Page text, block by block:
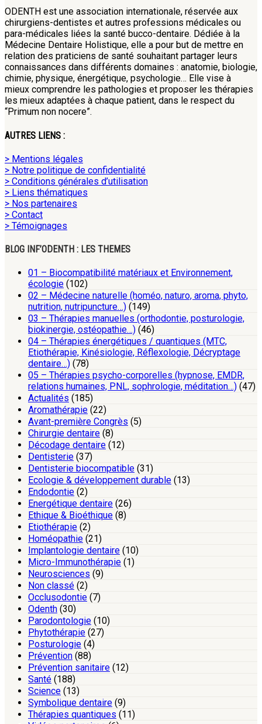
ODENTH est une association internationale, réservée aux
chirurgiens-dentistes et autres professions médicales ou
para-médicales liées la santé bucco-dentaire. Dédiée à la
Médecine Dentaire Holistique, elle a pour but de mettre en
relation des praticiens de santé souhaitant partager leurs
connaissances dans différents domaines : anatomie, biologie,
chimie, physique, énergétique, psychologie… Elle vise à
mieux comprendre les pathologies et proposer les thérapies
les mieux adaptées à chaque patient, dans le respect du
“Primum non nocere”.
AUTRES LIENS :
> Mentions légales
> Notre politique de confidentialité
> Conditions générales d’utilisation
> Liens thématiques
> Nos partenaires
> Contact
> Témoignages
BLOG INF’ODENTH : LES THEMES
01 – Biocompatibilité matériaux et Environnement,
écologie (102)
02 – Médecine naturelle (homéo, naturo, aroma, phyto,
nutrition, nutripuncture…) (149)
03 – Thérapies manuelles (orthodontie, posturologie,
biokinergie, ostéopathie…) (46)
04 – Thérapies énergétiques / quantiques (MTC,
Etiothérapie, Kinésiologie, Réflexologie, Décryptage
dentaire…) (78)
05 – Thérapies psycho-corporelles (hypnose, EMDR,
relations humaines, PNL, sophrologie, méditation…) (47)
Actualités (185)
Aromathérapie (22)
Avant-première Congrès (5)
Chirurgie dentaire (8)
Décodage dentaire (12)
Dentisterie (37)
Dentisterie biocompatible (31)
Ecologie & développement durable (13)
Endodontie (2)
Energétique dentaire (26)
Ethique & Bioéthique (8)
Etiothérapie (2)
Homéopathie (21)
Implantologie dentaire (10)
Micro-Immunothérapie (1)
Neurosciences (9)
Non classé (2)
Occlusodontie (7)
Odenth (30)
Parodontologie (10)
Phytothérapie (27)
Posturologie (4)
Prévention (88)
Prévention sanitaire (12)
Santé (188)
Science (13)
Symbolique dentaire (9)
Thérapies quantiques (11)